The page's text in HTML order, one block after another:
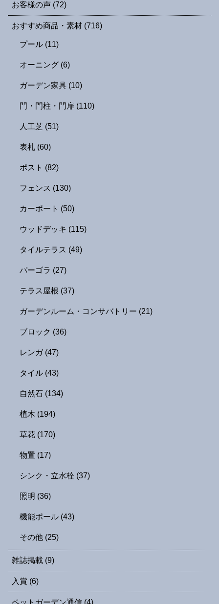
お客様の声 (72)
おすすめ商品・素材 (716)
プール (11)
オーニング (6)
ガーデン家具 (10)
門・門柱・門扉 (110)
人工芝 (51)
表札 (60)
ポスト (82)
フェンス (130)
カーポート (50)
ウッドデッキ (115)
タイルテラス (49)
パーゴラ (27)
テラス屋根 (37)
ガーデンルーム・コンサバトリー (21)
ブロック (36)
レンガ (47)
タイル (43)
自然石 (134)
植木 (194)
草花 (170)
物置 (17)
シンク・立水栓 (37)
照明 (36)
機能ポール (43)
その他 (25)
雑誌掲載 (9)
入賞 (6)
ペットガーデン通信 (4)